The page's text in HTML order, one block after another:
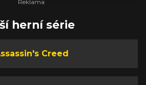
herní série
Creed